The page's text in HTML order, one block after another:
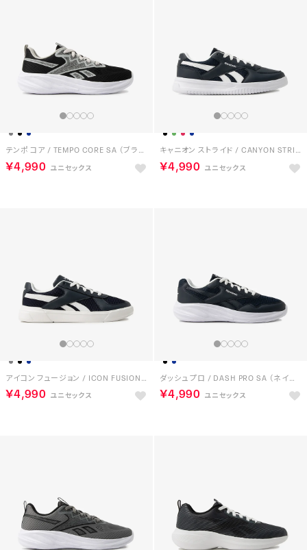
テンポ コア / TEMPO CORE SA （ブラック）
￥4,990
キャニオン ストライド / CANYON STRIDE SA （ネイビー）
￥4,990
アイコン フュージョン / ICON FUSION SA （ネイビー）
￥4,990
ダッシュ プロ / DASH PRO SA （ネイビー）
￥4,990